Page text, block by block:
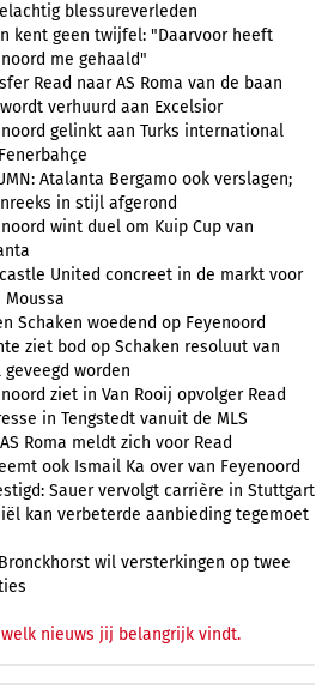
blessureverleden
kent geen twijfel: "Daarvoor heeft
me gehaald"
Read naar AS Roma van de baan
verhuurd aan Excelsior
gelinkt aan Turks international
Atalanta Bergamo ook verslagen;
in stijl afgerond
wint duel om Kuip Cup van
United concreet in de markt voor
Moussa
Schaken woedend op Feyenoord
ziet bod op Schaken resoluut van
worden
ziet in Van Rooij opvolger Read
in Tengstedt vanuit de MLS
Roma meldt zich voor Read
ook Ismail Ka over van Feyenoord
Sauer vervolgt carrière in Stuttgart
kan verbeterde aanbieding tegemoet
wil versterkingen op twee
nieuws jij belangrijk vindt.